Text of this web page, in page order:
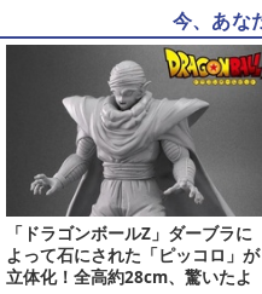
今、あな
「ドラゴンボールZ」ダーブラに
よって石にされた「ピッコロ」が
立体化！全高約28cm、驚いたよ